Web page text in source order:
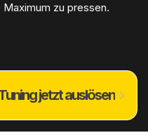
Maximum zu pressen.
jetzt auslösen